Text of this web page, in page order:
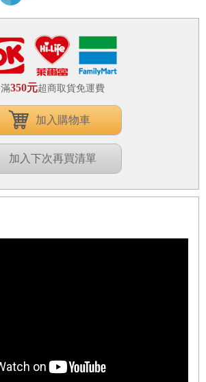
滿350元超商取貨免運費
加入購物車
加入下次再買清單